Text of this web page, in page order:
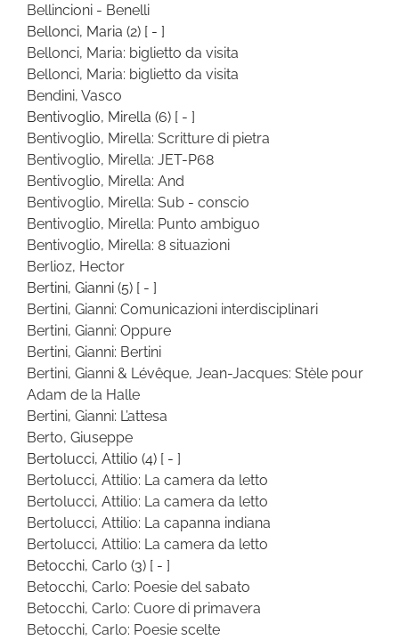
Bellincioni - Benelli
Bellonci, Maria (2) [ - ]
Bellonci, Maria: biglietto da visita
Bellonci, Maria: biglietto da visita
Bendini, Vasco
Bentivoglio, Mirella (6) [ - ]
Bentivoglio, Mirella: Scritture di pietra
Bentivoglio, Mirella: JET-P68
Bentivoglio, Mirella: And
Bentivoglio, Mirella: Sub - conscio
Bentivoglio, Mirella: Punto ambiguo
Bentivoglio, Mirella: 8 situazioni
Berlioz, Hector
Bertini, Gianni (5) [ - ]
Bertini, Gianni: Comunicazioni interdisciplinari
Bertini, Gianni: Oppure
Bertini, Gianni: Bertini
Bertini, Gianni & Lévêque, Jean-Jacques: Stèle pour
Adam de la Halle
Bertini, Gianni: L’attesa
Berto, Giuseppe
Bertolucci, Attilio (4) [ - ]
Bertolucci, Attilio: La camera da letto
Bertolucci, Attilio: La camera da letto
Bertolucci, Attilio: La capanna indiana
Bertolucci, Attilio: La camera da letto
Betocchi, Carlo (3) [ - ]
Betocchi, Carlo: Poesie del sabato
Betocchi, Carlo: Cuore di primavera
Betocchi, Carlo: Poesie scelte